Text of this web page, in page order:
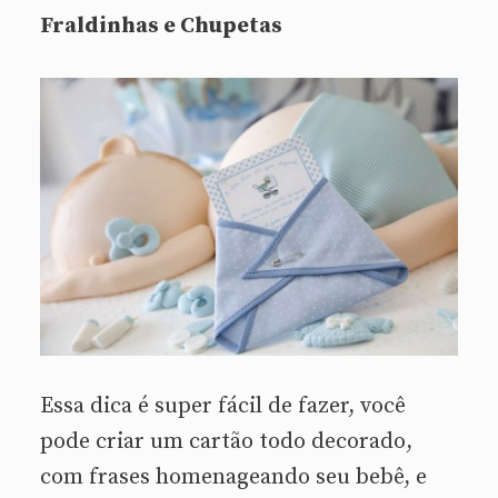
Fraldinhas e Chupetas
Essa dica é super fácil de fazer, você
pode criar um cartão todo decorado,
com frases homenageando seu bebê, e